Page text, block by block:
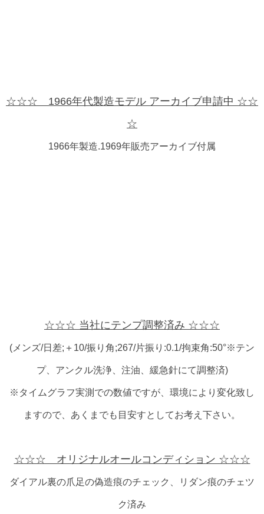
☆☆☆ 1966年代製造モデル アーカイブ申請中 ☆☆
☆
1966年製造.1969年販売アーカイブ付属
☆☆☆ 当社にテンプ調整済み ☆☆☆
(メンズ/日差;＋10/振り角;267/片振り:0.1/拘束角:50°※テン
プ、アンクル洗浄、注油、緩急針にて調整済)
※タイムグラフ実測での数値ですが、環境により変化致し
ますので、あくまでも目安すとしてお考え下さい。
☆☆☆ オリジナルオールコンディション ☆☆☆
ダイアル裏の爪足の偽造痕のチェック、リダン痕のチェツ
ク済み